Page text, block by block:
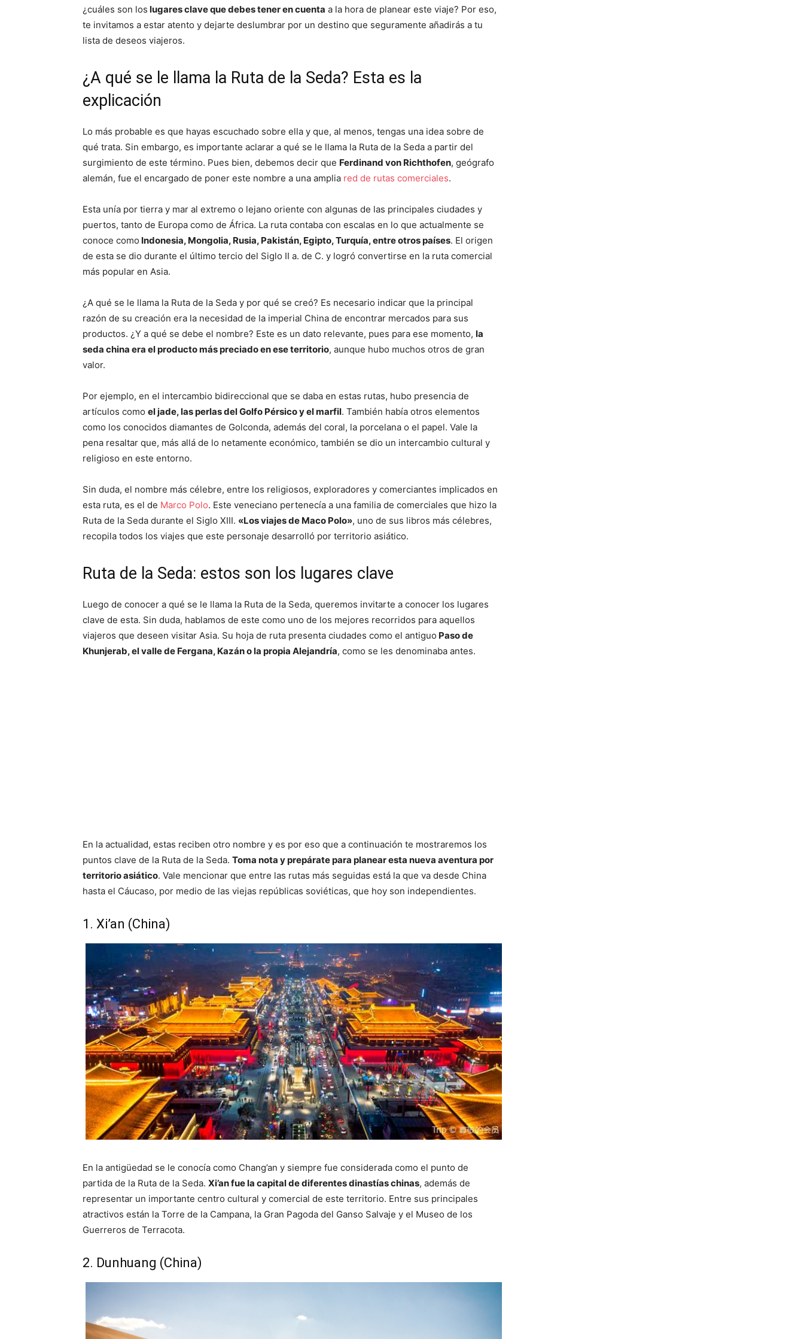
¿cuáles son los lugares clave que debes tener en cuenta a la hora de planear este viaje? Por eso,
te invitamos a estar atento y dejarte deslumbrar por un destino que seguramente añadirás a tu
lista de deseos viajeros.
¿A qué se le llama la Ruta de la Seda? Esta es la
explicación
Lo más probable es que hayas escuchado sobre ella y que, al menos, tengas una idea sobre de
qué trata. Sin embargo, es importante aclarar a qué se le llama la Ruta de la Seda a partir del
surgimiento de este término. Pues bien, debemos decir que Ferdinand von Richthofen, geógrafo
alemán, fue el encargado de poner este nombre a una amplia red de rutas comerciales.
Esta unía por tierra y mar al extremo o lejano oriente con algunas de las principales ciudades y
puertos, tanto de Europa como de África. La ruta contaba con escalas en lo que actualmente se
conoce como Indonesia, Mongolia, Rusia, Pakistán, Egipto, Turquía, entre otros países. El origen
de esta se dio durante el último tercio del Siglo II a. de C. y logró convertirse en la ruta comercial
más popular en Asia.
¿A qué se le llama la Ruta de la Seda y por qué se creó? Es necesario indicar que la principal
razón de su creación era la necesidad de la imperial China de encontrar mercados para sus
productos. ¿Y a qué se debe el nombre? Este es un dato relevante, pues para ese momento, la
seda china era el producto más preciado en ese territorio, aunque hubo muchos otros de gran
valor.
Por ejemplo, en el intercambio bidireccional que se daba en estas rutas, hubo presencia de
artículos como el jade, las perlas del Golfo Pérsico y el marfil. También había otros elementos
como los conocidos diamantes de Golconda, además del coral, la porcelana o el papel. Vale la
pena resaltar que, más allá de lo netamente económico, también se dio un intercambio cultural y
religioso en este entorno.
Sin duda, el nombre más célebre, entre los religiosos, exploradores y comerciantes implicados en
esta ruta, es el de Marco Polo. Este veneciano pertenecía a una familia de comerciales que hizo la
Ruta de la Seda durante el Siglo XIII. «Los viajes de Maco Polo», uno de sus libros más célebres,
recopila todos los viajes que este personaje desarrolló por territorio asiático.
Ruta de la Seda: estos son los lugares clave
Luego de conocer a qué se le llama la Ruta de la Seda, queremos invitarte a conocer los lugares
clave de esta. Sin duda, hablamos de este como uno de los mejores recorridos para aquellos
viajeros que deseen visitar Asia. Su hoja de ruta presenta ciudades como el antiguo Paso de
Khunjerab, el valle de Fergana, Kazán o la propia Alejandría, como se les denominaba antes.
En la actualidad, estas reciben otro nombre y es por eso que a continuación te mostraremos los
puntos clave de la Ruta de la Seda. Toma nota y prepárate para planear esta nueva aventura por
territorio asiático. Vale mencionar que entre las rutas más seguidas está la que va desde China
hasta el Cáucaso, por medio de las viejas repúblicas soviéticas, que hoy son independientes.
1. Xi’an (China)
En la antigüedad se le conocía como Chang’an y siempre fue considerada como el punto de
partida de la Ruta de la Seda. Xi’an fue la capital de diferentes dinastías chinas, además de
representar un importante centro cultural y comercial de este territorio. Entre sus principales
atractivos están la Torre de la Campana, la Gran Pagoda del Ganso Salvaje y el Museo de los
Guerreros de Terracota.
2. Dunhuang (China)